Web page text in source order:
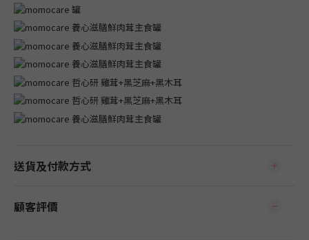
送貨及付款方式
顧客評價